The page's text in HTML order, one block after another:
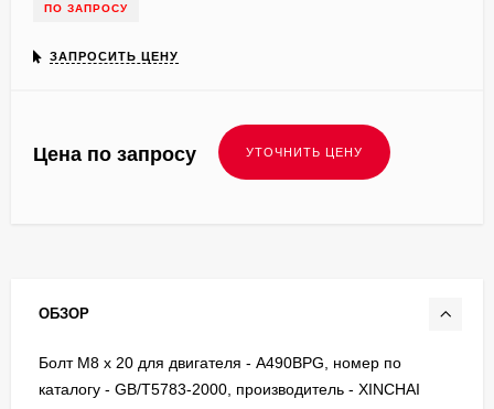
ПО ЗАПРОСУ
ЗАПРОСИТЬ ЦЕНУ
Цена по запросу
ОБЗОР
Болт М8 х 20 для двигателя - A490BPG, номер по
каталогу - GB/T5783-2000, производитель - XINCHAI